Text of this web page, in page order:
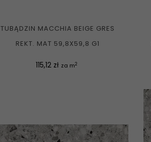
TUBĄDZIN MACCHIA BEIGE GRES
REKT. MAT 59,8X59,8 G1
Cena
115,12 zł za m2